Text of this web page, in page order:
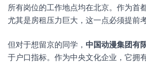
所有岗位的工作地点均在北京。作为首
尤其是房租压力巨大，这一点必须提前考
但对于想留京的同学， 中国动漫集团有
于户口指标。作为中央文化企业，它拥